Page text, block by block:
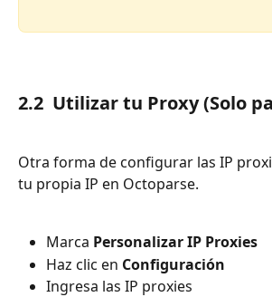
2.2  Utilizar tu Proxy (Solo
Otra forma de configurar las IP
tu propia IP en Octoparse.
Marca Personalizar IP Proxies
Haz clic en Configuración
Ingresa las IP proxies